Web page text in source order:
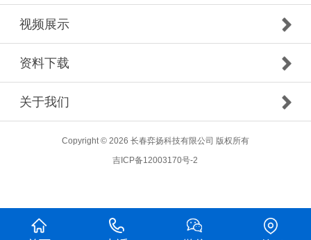
视频展示
资料下载
关于我们
Copyright © 2026 长春弈扬科技有限公司 版权所有
吉ICP备12003170号-2